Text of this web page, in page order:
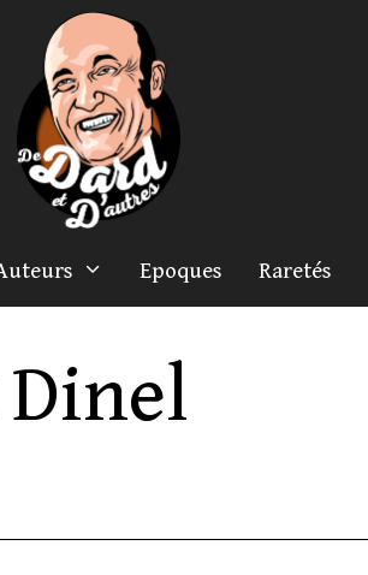
Epoques Raretés